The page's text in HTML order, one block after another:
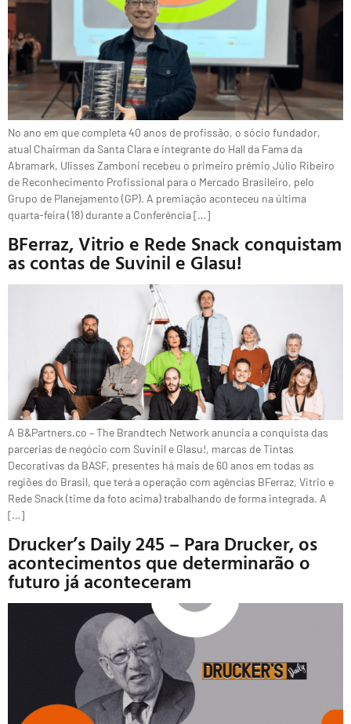
No ano em que completa 40 anos de profissão, o sócio fundador,
atual Chairman da Santa Clara e integrante do Hall da Fama da
Abramark, Ulisses Zamboni recebeu o primeiro prêmio Júlio Ribeiro
de Reconhecimento Profissional para o Mercado Brasileiro, pelo
Grupo de Planejamento (GP). A premiação aconteceu na última
quarta-feira (18) durante a Conferência […]
BFerraz, Vitrio e Rede Snack conquistam
as contas de Suvinil e Glasu!
A B&Partners.co – The Brandtech Network anuncia a conquista das
parcerias de negócio com Suvinil e Glasu!, marcas de Tintas
Decorativas da BASF, presentes há mais de 60 anos em todas as
regiões do Brasil, que terá a operação com agências BFerraz, Vitrio e
Rede Snack (time da foto acima) trabalhando de forma integrada. A
[…]
Drucker’s Daily 245 – Para Drucker, os
acontecimentos que determinarão o
futuro já aconteceram